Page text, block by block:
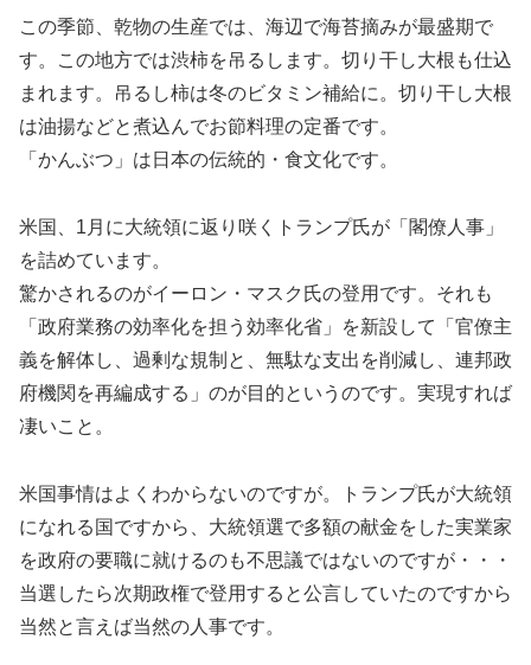
この季節、乾物の生産では、海辺で海苔摘みが最盛期で
す。この地方では渋柿を吊るします。切り干し大根も仕込
まれます。吊るし柿は冬のビタミン補給に。切り干し大根
は油揚などと煮込んでお節料理の定番です。
「かんぶつ」は日本の伝統的・食文化です。
米国、1月に大統領に返り咲くトランプ氏が「閣僚人事」
を詰めています。
驚かされるのがイーロン・マスク氏の登用です。それも
「政府業務の効率化を担う効率化省」を新設して「官僚主
義を解体し、過剰な規制と、無駄な支出を削減し、連邦政
府機関を再編成する」のが目的というのです。実現すれば
凄いこと。
米国事情はよくわからないのですが。トランプ氏が大統領
になれる国ですから、大統領選で多額の献金をした実業家
を政府の要職に就けるのも不思議ではないのですが・・・
当選したら次期政権で登用すると公言していたのですから
当然と言えば当然の人事です。